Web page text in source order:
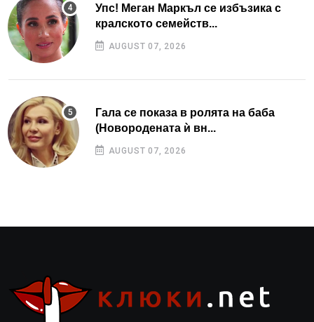
Упс! Меган Маркъл се избъзика с
кралското семейств...
AUGUST 07, 2026
Гала се показа в ролята на баба
(Новородената ѝ вн...
AUGUST 07, 2026